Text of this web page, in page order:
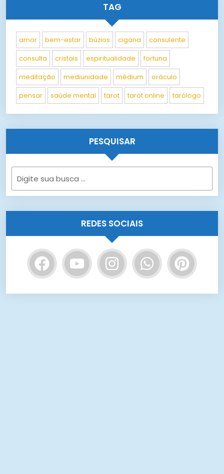
TAG
amor bem-estar búzios cigana consulente
consulta cristais espiritualidade fortuna
meditação mediunidade médium oráculo
pensar saúde mental tarot tarot online tarólogo
PESQUISAR
REDES SOCIAIS